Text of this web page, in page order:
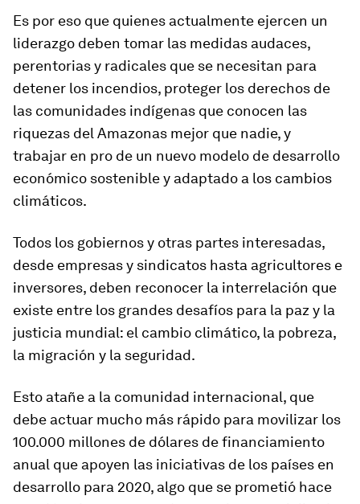
Es por eso que quienes actualmente ejercen un
liderazgo deben tomar las medidas audaces,
perentorias y radicales que se necesitan para
detener los incendios, proteger los derechos de
las comunidades indígenas que conocen las
riquezas del Amazonas mejor que nadie, y
trabajar en pro de un nuevo modelo de desarrollo
económico sostenible y adaptado a los cambios
climáticos.
Todos los gobiernos y otras partes interesadas,
desde empresas y sindicatos hasta agricultores e
inversores, deben reconocer la interrelación que
existe entre los grandes desafíos para la paz y la
justicia mundial: el cambio climático, la pobreza,
la migración y la seguridad.
Esto atañe a la comunidad internacional, que
debe actuar mucho más rápido para movilizar los
100.000 millones de dólares de financiamiento
anual que apoyen las iniciativas de los países en
desarrollo para 2020, algo que se prometió hace